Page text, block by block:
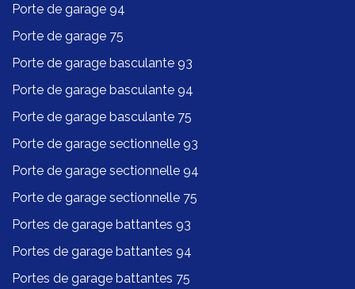
Porte de garage 94
Porte de garage 75
Porte de garage basculante 93
Porte de garage basculante 94
Porte de garage basculante 75
Porte de garage sectionnelle 93
Porte de garage sectionnelle 94
Porte de garage sectionnelle 75
Portes de garage battantes 93
Portes de garage battantes 94
Portes de garage battantes 75